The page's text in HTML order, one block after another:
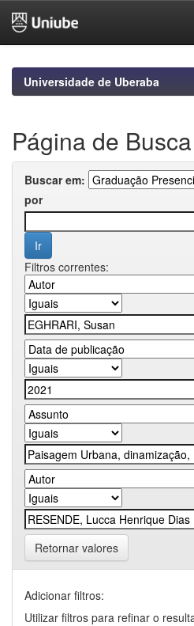
navigationUniversidade de Uberaba
Página de Busca
Buscar em:
por
Filtros correntes:
Retornar valores
Adicionar filtros:
Utilizar filtros para refinar o